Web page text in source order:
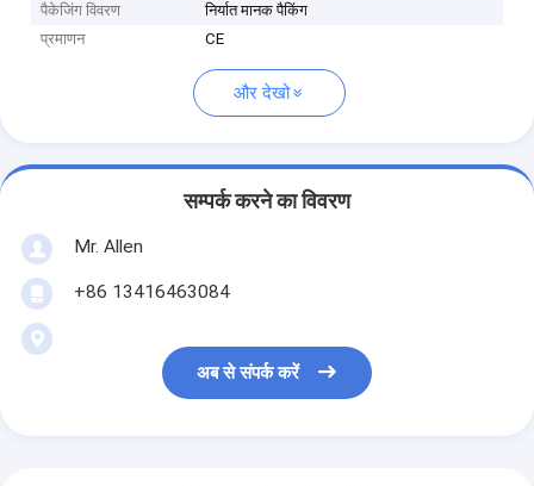
पैकेजिंग विवरण
निर्यात मानक पैकिंग
प्रमाणन
CE
और देखो
सम्पर्क करने का विवरण
Mr. Allen
+86 13416463084
अब से संपर्क करें